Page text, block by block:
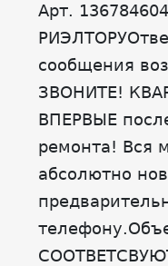
Арт.
сообщения
ЗВОНИТЕ!
ВПЕРВЫЕ
ремонта! Вся
абсолютно